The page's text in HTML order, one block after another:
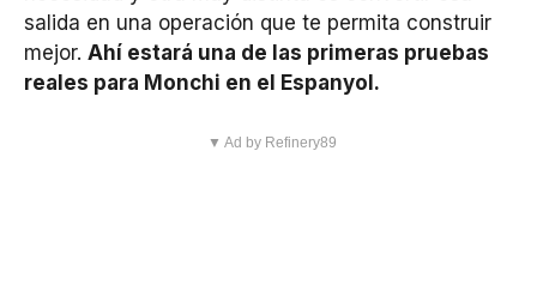
salida en una operación que te permita construir
mejor. Ahí estará una de las primeras pruebas
reales para Monchi en el Espanyol.
▼ Ad by Refinery89